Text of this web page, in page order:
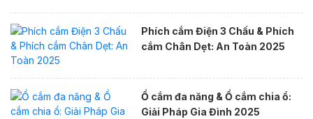
Phích cắm Điện 3 Chấu & Phích
cắm Chân Dẹt: An Toàn 2025
Ổ cắm đa năng & Ổ cắm chia ổ:
Giải Pháp Gia Đình 2025